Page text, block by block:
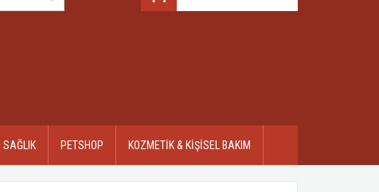
SAĞLIK PETSHOP KOZMETİK & KİŞİSEL BAKIM